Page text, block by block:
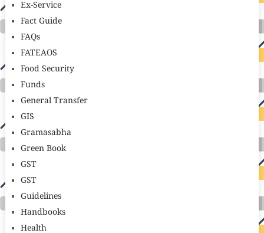
Ex-Service
Fact Guide
FAQs
FATEAOS
Food Security
Funds
General Transfer
GIS
Gramasabha
Green Book
GST
GST
Guidelines
Handbooks
Health